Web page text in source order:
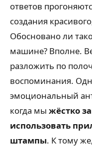
ответов
создания
Обосновано ли
машине? Вполне.
разложить по
воспоминания.
эмоциональный
когда мы жёстко
использовать
штампы. К тому